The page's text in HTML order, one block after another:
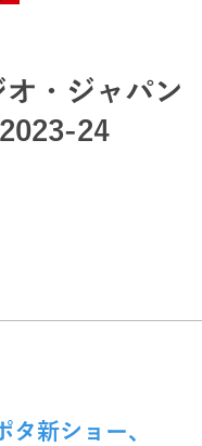
・ジャパン
24
新ショー、